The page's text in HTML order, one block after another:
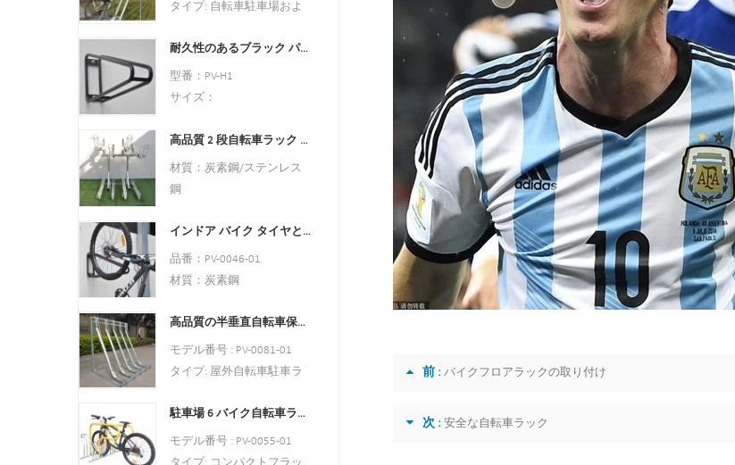
200.55*23.2*75cm、または
仕上げ: 熱間亜鉛メッキ
材質：炭素鋼
タイプ: 自転車駐車場およ
色:黒
スタイル : 屋内と屋外の両
方
積載：2〜10台の自転車
耐久性のあるブラック パウダー コーティングされた縦型バイク ラック
型番：PV-H1
サイズ：
仕様: 丸管:￠16*1.2mm
仕上げ: パワーコーティン
グ
パッキング サイズ:
高品質 2 段自転車ラック 2 段自転車ラック
材質：炭素鋼/ステンレス
鋼
ースのサイズに応じて、サ
イズに応じて設計できます
サイズ：W1977*D1130(駐
す)*H2500mm
粉体塗装、溶融亜鉛メッ
インドア バイク タイヤとホイール ホルダー スタンド ウォール シェルフ ラック ガレージ フック
品番：PV-0046-01
材質：炭素鋼
カスタマイズ。
MOQ:100PCS
港:上海
高品質の半垂直自転車保管ラック屋外自転車駐車ラック
モデル番号 : PV-0081-01
タイプ: 屋外自転車駐車ラ
スタイル : 屋内と屋外の両
方
材質：炭素鋼
駐車場 6 バイク自転車ラック中国自転車ラック メーカー
モデル番号 : PV-0055-01
前 : バイクフロアラックの取り付け
次 : 安全な自転車ラック